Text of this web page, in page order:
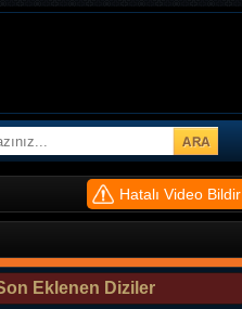
Hatalı Video Bildir
Eklenen Diziler